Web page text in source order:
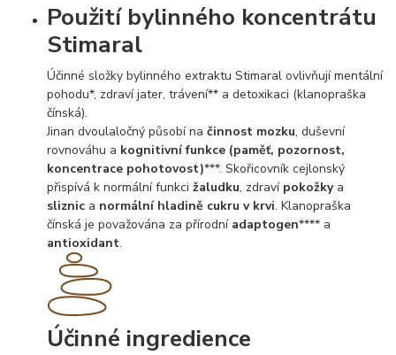
Použití bylinného koncentrátu
Stimaral
Účinné složky bylinného extraktu Stimaral ovlivňují mentální
pohodu*, zdraví jater, trávení** a detoxikaci (klanopraška
čínská).
Jinan dvoulaločný působí načinnost mozku, duševní
rovnováhu a kognitivní funkce (paměť, pozornost,
koncentrace pohotovost)***. Skořicovník cejlonský
přispívá k normální funkcižaludku, zdraví pokožkya
sliznic a normální hladině cukru v krvi. Klanopraška
čínská je považována za přírodní adaptogen**** a
antioxidant.
Účinné ingredience